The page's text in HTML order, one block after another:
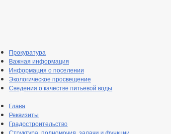
Прокуратура
Важная информация
Информация о поселении
Экологическое просвещение
Сведения о качестве питьевой воды
Глава
Реквизиты
Градостроительство